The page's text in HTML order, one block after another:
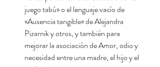
juego tabú» o el lenguaje vacío de
«Ausencia tangible» de Alejandra
Pizarnik y otros, y también para
mejorar la asociación de Amor, odio y
necesidad entre una madre, el hijo y el